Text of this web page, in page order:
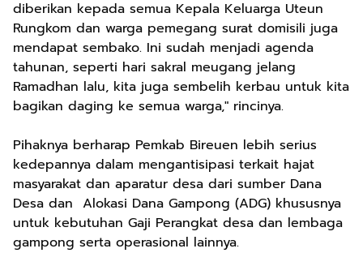
diberikan kepada semua Kepala Keluarga Uteun
Rungkom dan warga pemegang surat domisili juga
mendapat sembako. Ini sudah menjadi agenda
tahunan, seperti hari sakral meugang jelang
Ramadhan lalu, kita juga sembelih kerbau untuk kita
bagikan daging ke semua warga," rincinya.
Pihaknya berharap Pemkab Bireuen lebih serius
kedepannya dalam mengantisipasi terkait hajat
masyarakat dan aparatur desa dari sumber Dana
Desa dan Alokasi Dana Gampong (ADG) khususnya
untuk kebutuhan Gaji Perangkat desa dan lembaga
gampong serta operasional lainnya.